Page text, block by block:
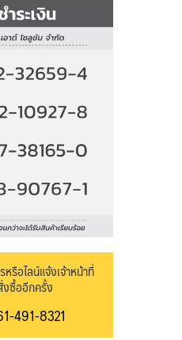
รือไลน์แจ้งเจ้าหน้าที่
ซื้ออีกครั้ง
491-8321